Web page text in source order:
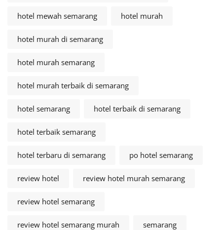
hotel mewah semarang hotel murah
hotel murah di semarang
hotel murah semarang
hotel murah terbaik di semarang
hotel semarang hotel terbaik di semarang
hotel terbaik semarang
hotel terbaru di semarang po hotel semarang
review hotel review hotel murah semarang
review hotel semarang
review hotel semarang murah semarang